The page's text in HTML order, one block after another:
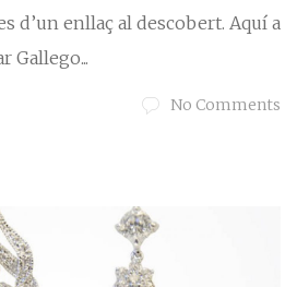
d’un enllaç al descobert. Aquí a
Gallego...
No Comments